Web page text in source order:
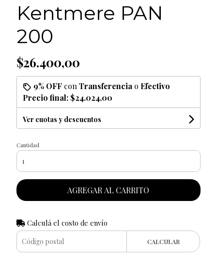
Kentmere PAN
200
$26.400,00
9% OFFcon Transferencia o Efectivo
Precio final: $24.024,00
Ver cuotas y descuentos
Cantidad
AGREGAR AL CARRITO
Calculá el costo de envío
CALCULAR